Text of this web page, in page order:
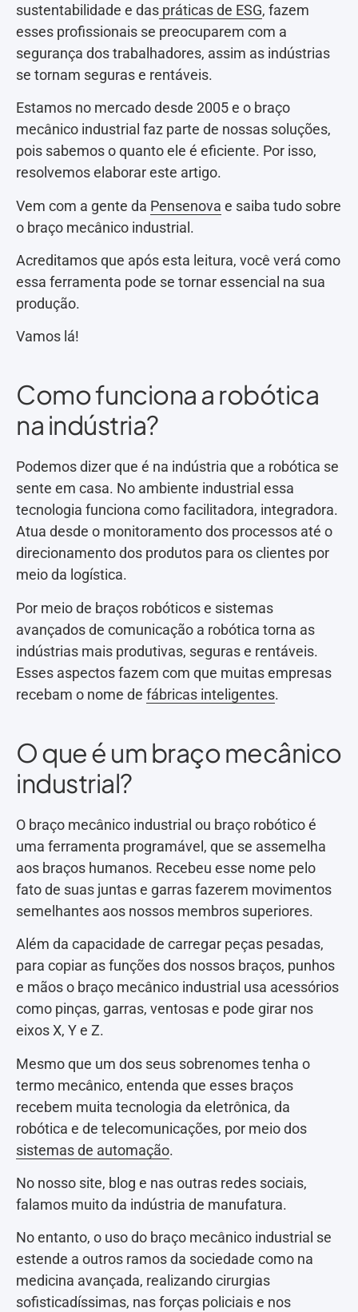
sustentabilidade e das práticas de ESG, fazem
esses profissionais se preocuparem com a
segurança dos trabalhadores, assim as indústrias
se tornam seguras e rentáveis.
Estamos no mercado desde 2005 e o braço
mecânico industrial faz parte de nossas soluções,
pois sabemos o quanto ele é eficiente. Por isso,
resolvemos elaborar este artigo.
Vem com a gente da Pensenova e saiba tudo sobre
o braço mecânico industrial.
Acreditamos que após esta leitura, você verá como
essa ferramenta pode se tornar essencial na sua
produção.
Vamos lá!
Como funciona a robótica
na indústria?
Podemos dizer que é na indústria que a robótica se
sente em casa. No ambiente industrial essa
tecnologia funciona como facilitadora, integradora.
Atua desde o monitoramento dos processos até o
direcionamento dos produtos para os clientes por
meio da logística.
Por meio de braços robóticos e sistemas
avançados de comunicação a robótica torna as
indústrias mais produtivas, seguras e rentáveis.
Esses aspectos fazem com que muitas empresas
recebam o nome de fábricas inteligentes.
O que é um braço mecânico
industrial?
O braço mecânico industrial ou braço robótico é
uma ferramenta programável, que se assemelha
aos braços humanos. Recebeu esse nome pelo
fato de suas juntas e garras fazerem movimentos
semelhantes aos nossos membros superiores.
Além da capacidade de carregar peças pesadas,
para copiar as funções dos nossos braços, punhos
e mãos o braço mecânico industrial usa acessórios
como pinças, garras, ventosas e pode girar nos
eixos X, Y e Z.
Mesmo que um dos seus sobrenomes tenha o
termo mecânico, entenda que esses braços
recebem muita tecnologia da eletrônica, da
robótica e de telecomunicações, por meio dos
sistemas de automação.
No nosso site, blog e nas outras redes sociais,
falamos muito da indústria de manufatura.
No entanto, o uso do braço mecânico industrial se
estende a outros ramos da sociedade como na
medicina avançada, realizando cirurgias
sofisticadíssimas, nas forças policiais e nos